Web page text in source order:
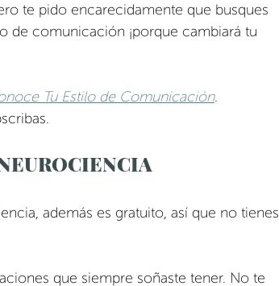
te pido encarecidamente que busques
de comunicación ¡porque cambiará tu
Tu Estilo de Comunicación.
además es gratuito, así que no tienes
que siempre soñaste tener. No te